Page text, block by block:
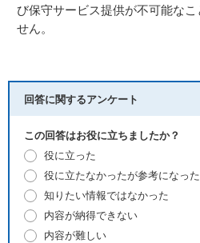
び保守サービス提供が不可能な
せん。
回答に関するアンケート
この回答はお役に立ちましたか？
役に立った
役に立たなかったが参考になった
知りたい情報ではなかった
内容が納得できない
内容が難しい